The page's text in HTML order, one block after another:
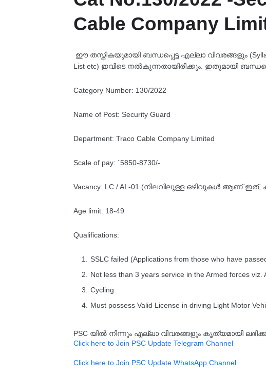
Cable Company
ഈ തസ്തികയുമായി ബന്ധപ്പെട്ട എല്ലാ വിവരങ്ങളും
List etc) ഇവിടെ നൽകുന്നതായിരിക്കും. ഇതുമായി
Category Number: 130/2022
Name of Post: Security Guard
Department: Traco Cable Company Limited
Scale of pay: `5850-8730/-
Vacancy: LC / AI -01 (നിലവിലുള്ള ഒഴിവുകൾ ആണ് ഇത്,
Age limit: 18-49
Qualifications:
SSLC failed (Applications from those who have
Not less than 3 years service in the Armed forces viz.
Cycling
Must possess Valid License in driving Light Motor
PSC യിൽ നിന്നും എല്ലാ വിവരങ്ങളും കൃത്യമായി
Click here to Join PSC Update Telegram Channel
Click here to Join PSC Update WhatsApp Channel